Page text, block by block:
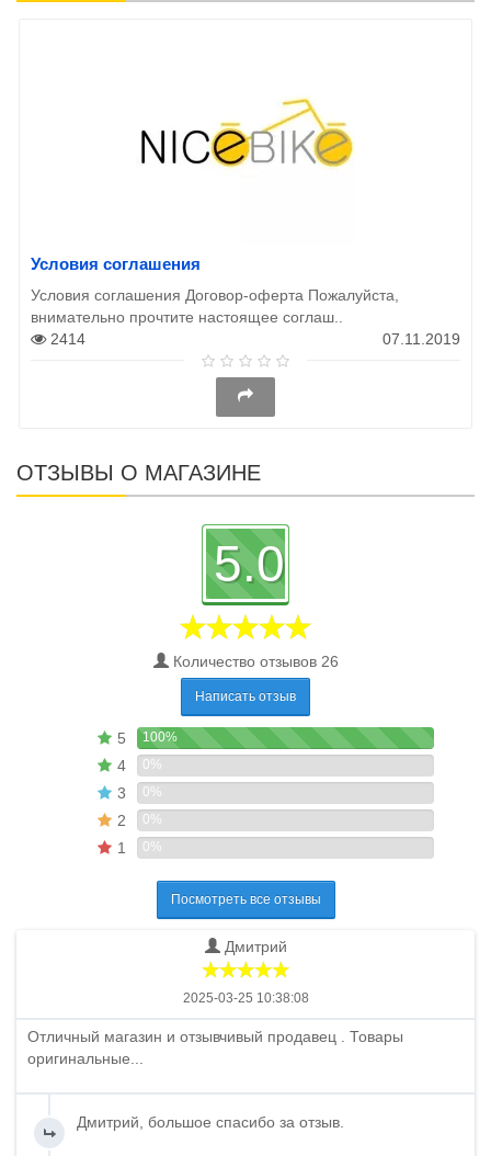
Условия соглашения
Условия соглашения Договор-оферта Пожалуйста,
внимательно прочтите настоящее соглаш..
2414
07.11.2019
ОТЗЫВЫ О МАГАЗИНЕ
5.0
Количество отзывов 26
Написать отзыв
5 100%
4 0%
3 0%
2 0%
1 0%
Посмотреть все отзывы
Дмитрий
2025-03-25 10:38:08
Отличный магазин и отзывчивый продавец . Товары
оригинальные...
Дмитрий, большое спасибо за отзыв.